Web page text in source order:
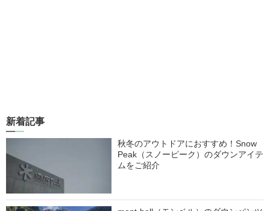
新着記事
秋冬のアウトドアにおすすめ！Snow
Peak（スノーピーク）のダウンアイテ
ムをご紹介